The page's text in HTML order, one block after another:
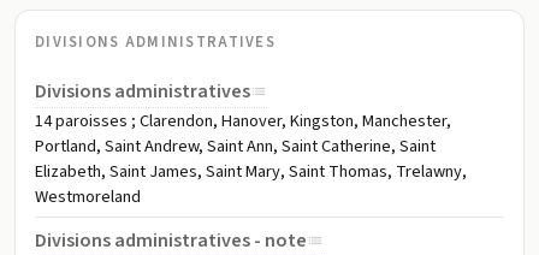
DIVISIONS ADMINISTRATIVES
Divisions administratives
14 paroisses ; Clarendon, Hanover, Kingston, Manchester,
Portland, Saint Andrew, Saint Ann, Saint Catherine, Saint
Elizabeth, Saint James, Saint Mary, Saint Thomas, Trelawny,
Westmoreland
Divisions administratives - note